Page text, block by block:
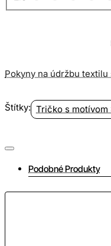
Pokyny na údržbu textilu
Štítky: Tričko s motívom
Podobné Produkty